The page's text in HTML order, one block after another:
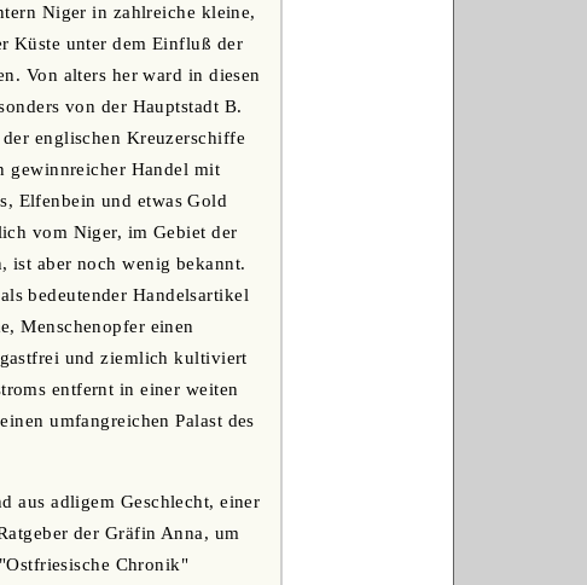
Niger in zahlreiche kleine,
Küste unter dem Einfluß der
Von alters her ward in diesen
von der Hauptstadt B.
englischen Kreuzerschiffe
gewinnreicher Handel mit
Elfenbein und etwas Gold
vom Niger, im Gebiet der
ist aber noch wenig bekannt.
bedeutender Handelsartikel
Menschenopfer einen
und ziemlich kultiviert
entfernt in einer weiten
umfangreichen Palast des
aus adligem Geschlecht, einer
der Gräfin Anna, um
Chronik"